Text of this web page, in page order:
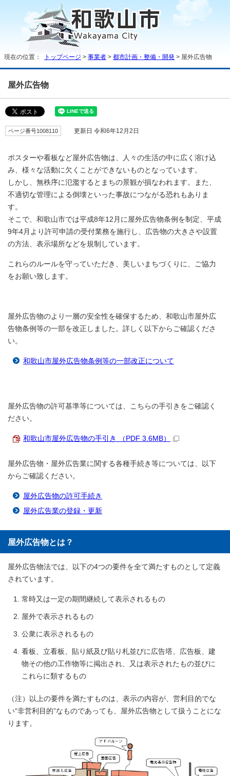
現在の位置： トップページ > 事業者 > 都市計画・整備・開発 > 屋外広告物
屋外広告物
ページ番号1008110 更新日 令和6年12月2日
ポスターや看板など屋外広告物は、人々の生活の中に広く溶け込
み、様々な活動に欠くことができないものとなっています。
しかし、無秩序に氾濫するとまちの景観が損なわれます。また、
不適切な管理による倒壊といった事故につながる恐れもありま
す。
そこで、和歌山市では平成8年12月に屋外広告物条例を制定、平成
9年4月より許可申請の受付業務を施行し、広告物の大きさや設置
の方法、表示場所などを規制しています。
これらのルールを守っていただき、美しいまちづくりに、ご協力
をお願い致します。
屋外広告物のより一層の安全性を確保するため、和歌山市屋外広
告物条例等の一部を改正しました。詳しく以下からご確認くださ
い。
和歌山市屋外広告物条例等の一部改正について
屋外広告物の許可基準等については、こちらの手引きをご確認く
ださい。
和歌山市屋外広告物の手引き （PDF 3.6MB）
屋外広告物・屋外広告業に関する各種手続き等については、以下
からご確認ください。
屋外広告物の許可手続き
屋外広告業の登録・更新
屋外広告物とは？
屋外広告物法では、以下の4つの要件を全て満たすものとして定義
されています。
常時又は一定の期間継続して表示されるもの
屋外で表示されるもの
公衆に表示されるもの
看板、立看板、貼り紙及び貼り札並びに広告塔、広告板、建
物その他の工作物等に掲出され、又は表示されたもの並びに
これらに類するもの
（注）以上の要件を満たすものは、表示の内容が、営利目的でな
い“非営利目的”なものであっても、屋外広告物として扱うことにな
ります。